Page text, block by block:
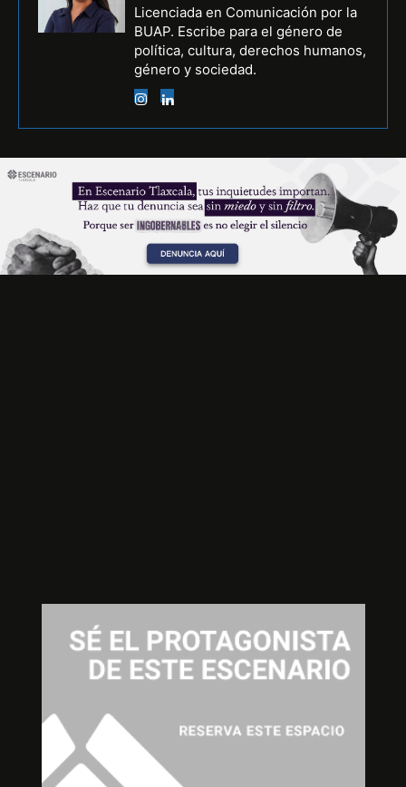
Licenciada en Comunicación por la
BUAP. Escribe para el género de
política, cultura, derechos humanos,
género y sociedad.